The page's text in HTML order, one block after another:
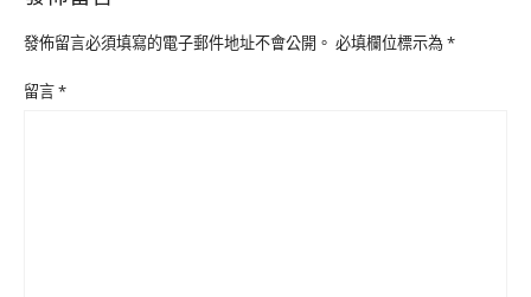
發佈留言必須填寫的電子郵件地址不會公開。 必填欄位標示為*
留言*